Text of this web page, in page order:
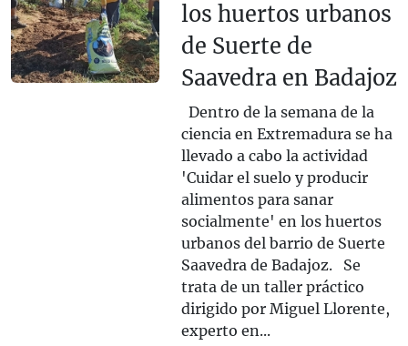
los huertos urbanos
de Suerte de
Saavedra en Badajoz
Dentro de la semana de la
ciencia en Extremadura se ha
llevado a cabo la actividad
'Cuidar el suelo y producir
alimentos para sanar
socialmente' en los huertos
urbanos del barrio de Suerte
Saavedra de Badajoz. Se
trata de un taller práctico
dirigido por Miguel Llorente,
experto en...